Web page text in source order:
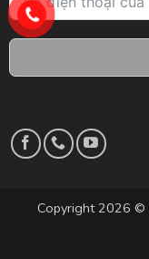
Copyright 2026 ©